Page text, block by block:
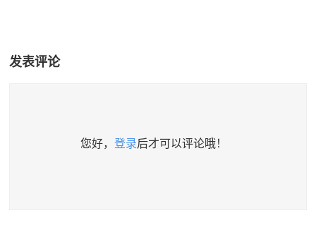
发表评论
您好， 登录后才可以评论哦！